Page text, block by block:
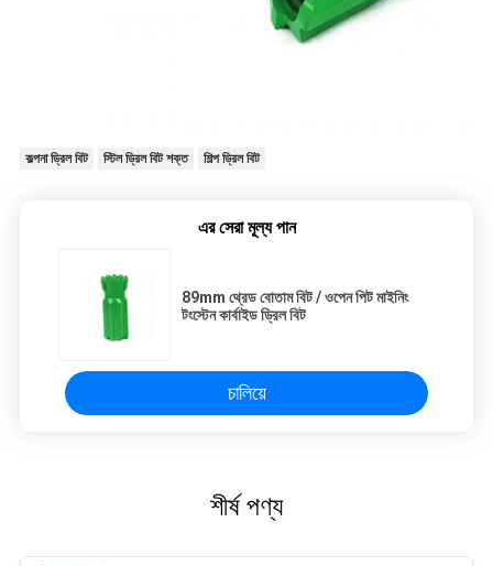
কল্পনা ড্রিল বিট স্টিল ড্রিল বিট শক্ত শিল্প ড্রিল বিট
এর সেরা মূল্য পান
89mm থ্রেড বোতাম বিট / ওপেন পিট মাইনিং
টংস্টেন কার্বাইড ড্রিল বিট
চালিয়ে
শীর্ষ পণ্য